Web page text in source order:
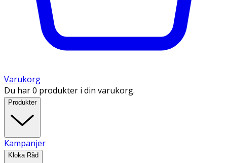
Varukorg
Du har 0 produkter i din varukorg.
Produkter
Kampanjer
Kloka Råd